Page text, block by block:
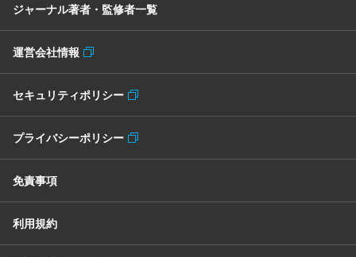
ジャーナル著者・監修者一覧
運営会社情報
セキュリティポリシー
プライバシーポリシー
免責事項
利用規約